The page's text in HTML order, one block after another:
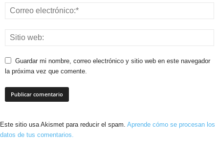
Guardar mi nombre, correo electrónico y sitio web en este navegador
la próxima vez que comente.
Este sitio usa Akismet para reducir el spam. Aprende cómo se procesan los
datos de tus comentarios.